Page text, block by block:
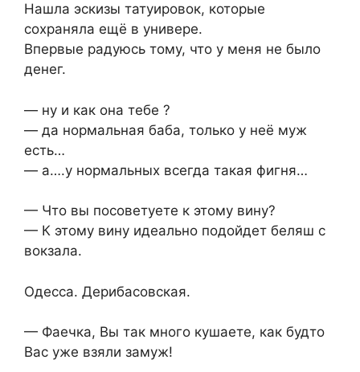
Нашла эскизы татуировок, которые
сохраняла ещё в универе.
Впервые радуюсь тому, что у меня не было
денег.
— ну и как она тебе ?
— да нормальная баба, только у неё муж
есть…
— а….у нормальных всегда такая фигня…
— Что вы посоветуете к этому вину?
— К этому вину идеально подойдет беляш с
вокзала.
Одесса. Дерибасовская.
— Фаечка, Вы так много кушаете, как будто
Вас уже взяли замуж!